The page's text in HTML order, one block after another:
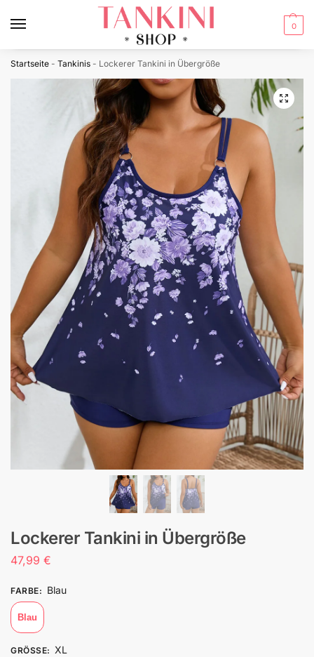
0
Startseite - Tankinis - Lockerer Tankini in Übergröße
Lockerer Tankini in Übergröße
47,99 €
FARBE: Blau
Blau
GRÖSSE : XL